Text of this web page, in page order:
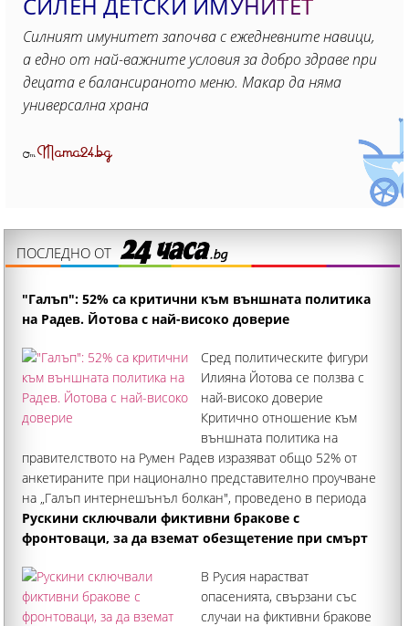
Силният имунитет започва с ежедневните навици,
а едно от най-важните условия за добро здраве при
децата е балансираното меню. Макар да няма
универсална храна
ОтMama24.bg
ПОСЛЕДНО ОТ
"Галъп": 52% са критични към външната политика
на Радев. Йотова с най-високо доверие
Сред политическите фигури
Илияна Йотова се ползва с
най-високо доверие
Критично отношение към
външната политика на
правителството на Румен Радев изразяват общо 52% от
анкетираните при национално представително проучване
на „Галъп интернешънъл болкан", проведено в периода
24 юли – 4 август 2026 г. Сред политическите фигури
президентът Илияна Йотова
Рускини сключвали фиктивни бракове с
фронтоваци, за да вземат обезщетение при смърт
В Русия нарастват
опасенията, свързани със
случаи на фиктивни бракове